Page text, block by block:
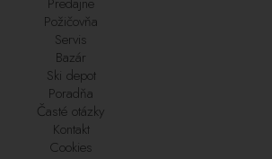
Požičovňa
Servis
Bazár
Ski depot
Poradňa
Časté otázky
Kontakt
Cookies